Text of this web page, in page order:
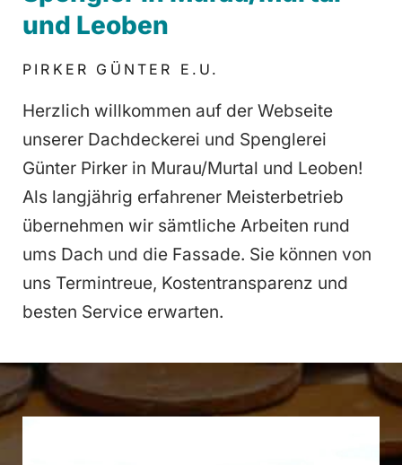
und Leoben
PIRKER GÜNTER E.U.
Herzlich willkommen auf der Webseite
unserer Dachdeckerei und Spenglerei
Günter Pirker in Murau/Murtal und Leoben!
Als langjährig erfahrener Meisterbetrieb
übernehmen wir sämtliche Arbeiten rund
ums Dach und die Fassade. Sie können von
uns Termintreue, Kostentransparenz und
besten Service erwarten.